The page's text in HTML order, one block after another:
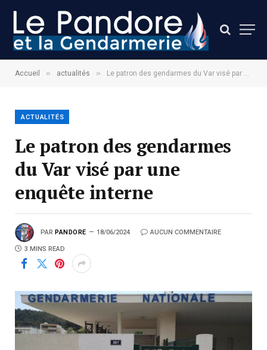
Accueil » actualités » Le patron des gendarmes du Var visé par une enquête interne
ACTUALITÉS
Le patron des gendarmes
du Var visé par une
enquête interne
PAR PANDORE 18/06/2024 AUCUN COMMENTAIRE
3 MINS READ